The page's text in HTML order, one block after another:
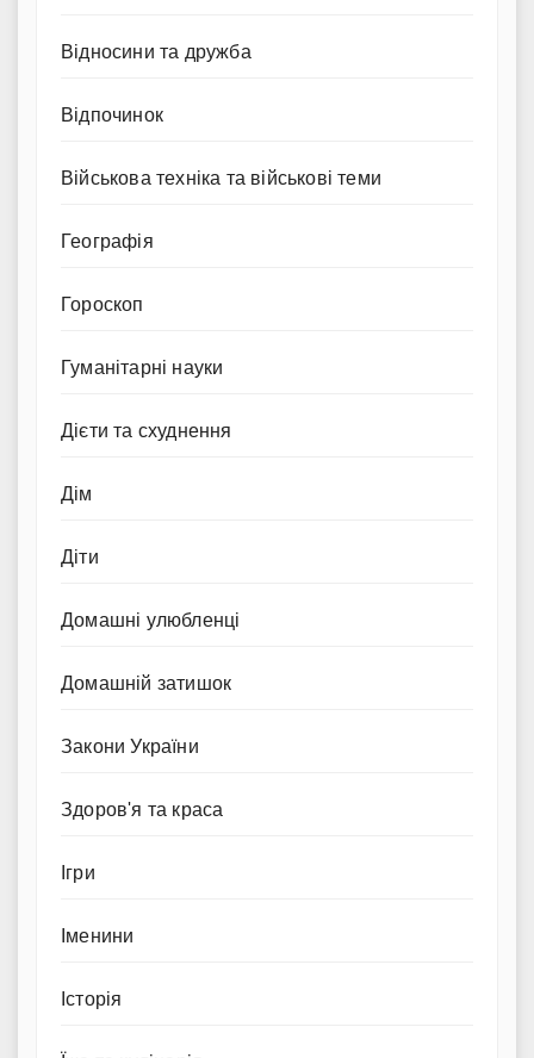
Відносини та дружба
Відпочинок
Військова техніка та військові теми
Географія
Гороскоп
Гуманітарні науки
Дієти та схуднення
Дім
Діти
Домашні улюбленці
Домашній затишок
Закони України
Здоров'я та краса
Ігри
Іменини
Історія